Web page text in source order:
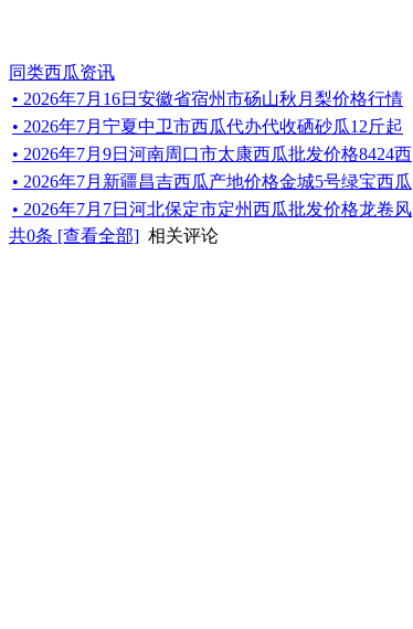
同类西瓜资讯
• 2026年7月16日安徽省宿州市砀山秋月梨价格行情
• 2026年7月宁夏中卫市西瓜代办代收硒砂瓜12斤起
• 2026年7月9日河南周口市太康西瓜批发价格8424西
• 2026年7月新疆昌吉西瓜产地价格金城5号绿宝西瓜
• 2026年7月7日河北保定市定州西瓜批发价格龙卷风
共0条 [查看全部] 相关评论